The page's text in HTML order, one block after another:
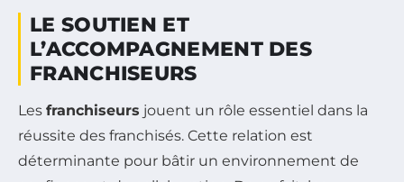
LE SOUTIEN ET
L’ACCOMPAGNEMENT DES
FRANCHISEURS
Les franchiseurs jouent un rôle essentiel dans la
réussite des franchisés. Cette relation est
déterminante pour bâtir un environnement de